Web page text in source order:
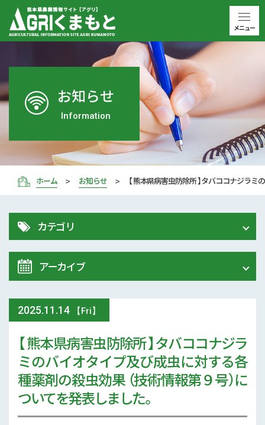
お知らせ
Information
ホーム お知らせ 【 熊本県病害虫防除所 】タバココナジラ
2025.11.14 【Fri】
【 熊本県病害虫防除所 】タバココナジラ
ミのバイオタイプ及び成虫に対する各
種薬剤の殺虫効果 （技術情報第９号）に
ついてを発表しました。
カテゴリ
令和8年 熊本地震関連情報
農業大学校
スマート農業
参考文献
技術と方法
アーカイブ
2026年 (74)
2025年 (107)
2024年 (125)
2023年 (139)
メニュー